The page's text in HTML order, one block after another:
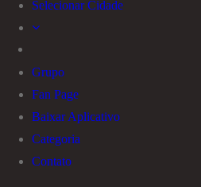
Selecionar Cidade
Grupo
Fan Page
Baixar Aplicativo
Categoria
Contato